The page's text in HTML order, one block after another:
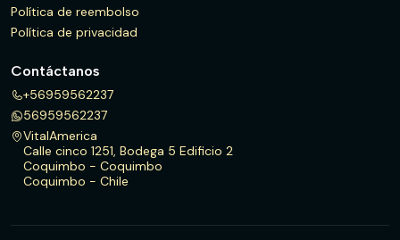
Política de reembolso
Política de privacidad
Contáctanos
+56959562237
56959562237
VitalAmerica
Calle cinco 1251, Bodega 5 Edificio 2
Coquimbo - Coquimbo
Coquimbo - Chile